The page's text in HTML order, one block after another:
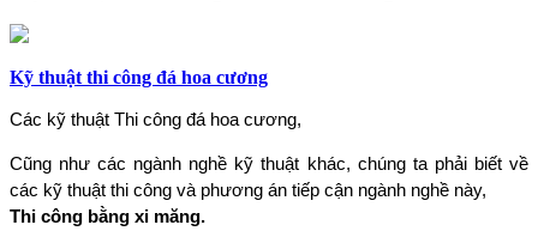
Kỹ thuật thi công đá hoa cương
Các kỹ thuật Thi công đá hoa cương,
Cũng như các ngành nghề kỹ thuật khác, chúng ta phải biết về
các kỹ thuật thi công và phương án tiếp cận ngành nghề này,
Thi công bằng xi măng.